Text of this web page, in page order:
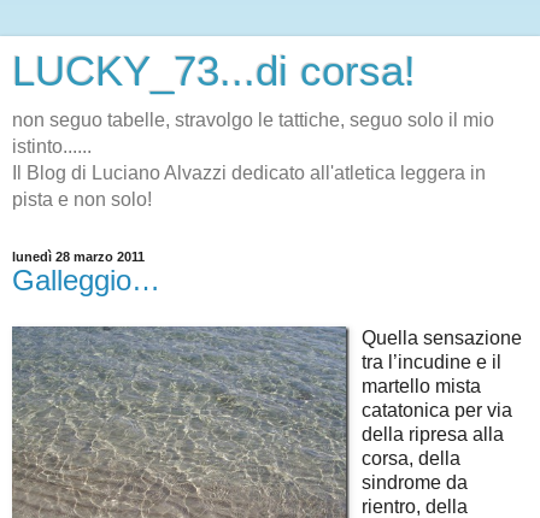
LUCKY_73...di corsa!
non seguo tabelle, stravolgo le tattiche, seguo solo il mio
istinto......
Il Blog di Luciano Alvazzi dedicato all'atletica leggera in
pista e non solo!
lunedì 28 marzo 2011
Galleggio…
Quella sensazione
tra l’incudine e il
martello mista
catatonica per via
della ripresa alla
corsa, della
sindrome da
rientro, della